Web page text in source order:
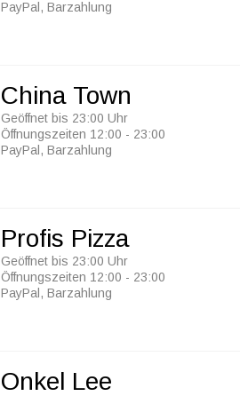
PayPal, Barzahlung
China Town
Geöffnet bis 23:00 Uhr
Öffnungszeiten 12:00 - 23:00
PayPal, Barzahlung
Profis Pizza
Geöffnet bis 23:00 Uhr
Öffnungszeiten 12:00 - 23:00
PayPal, Barzahlung
Onkel Lee